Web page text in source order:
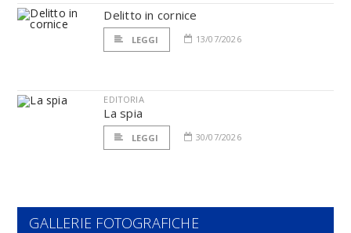
Delitto in cornice
LEGGI 13/07/2026
EDITORIA
La spia
LEGGI 30/07/2026
GALLERIE FOTOGRAFICHE